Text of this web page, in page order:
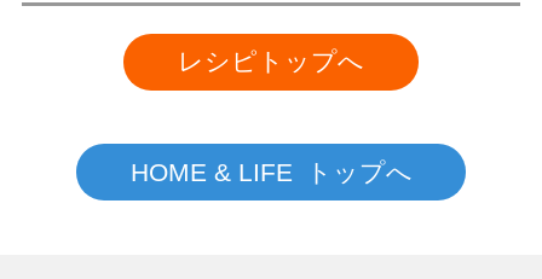
レシピトップへ
HOME & LIFE トップへ